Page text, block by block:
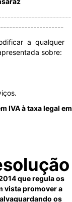
a qualquer
sobre:
IVA à taxa legal em
que regula os
vista promover a
os